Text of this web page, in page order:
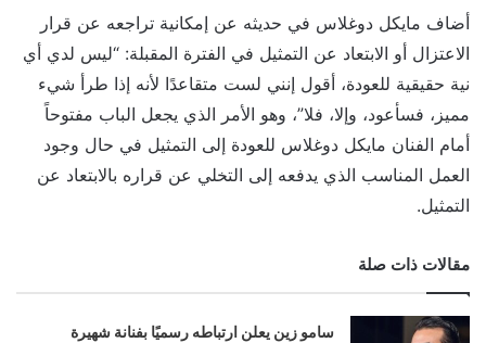
أضاف مايكل دوغلاس في حديثه عن إمكانية تراجعه عن قرار
الاعتزال أو الابتعاد عن التمثيل في الفترة المقبلة: “ليس لدي أي
نية حقيقية للعودة، أقول إنني لست متقاعدًا لأنه إذا طرأ شيء
مميز، فسأعود، وإلا، فلا”، وهو الأمر الذي يجعل الباب مفتوحاً
أمام الفنان مايكل دوغلاس للعودة إلى التمثيل في حال وجود
العمل المناسب الذي يدفعه إلى التخلي عن قراره بالابتعاد عن
التمثيل.
مقالات ذات صلة
سامو زين يعلن ارتباطه رسميًا بفنانة شهيرة